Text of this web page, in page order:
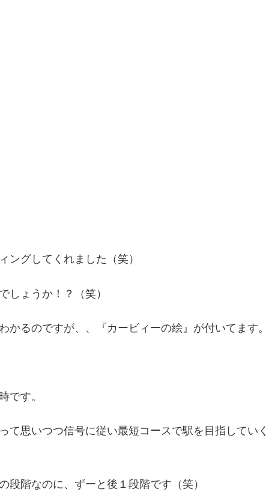
ングしてくれました（笑）
しょうか！？（笑）
かるのですが、、『カービィーの絵』が付いてます。
です。
て思いつつ信号に従い最短コースで駅を目指していく
階なのに、ずーと後１段階です（笑）